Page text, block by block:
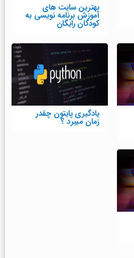
بهترین سایت های
آموزش برنامه نویسی به
کودکان رایگان
یادگیری پایتون چقدر
زمان میبرد ؟